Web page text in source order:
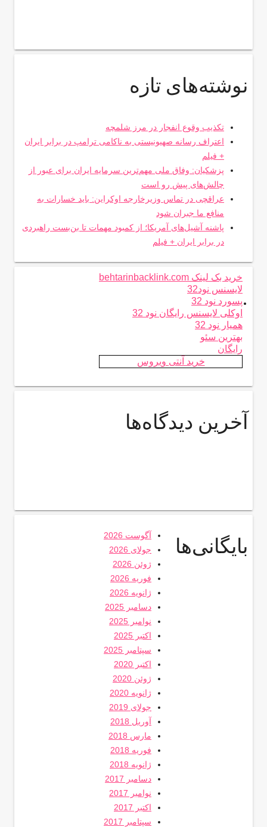
نوشته‌های تازه
تکذیب وقوع انفجار در مرز شلمچه
اعتراف رسانه صهیونیستی به ناکامی ترامپ در برابر ایران
+ فیلم
پزشکیان: وفاق ملی مهم‌ترین سرمایه ایران برای عبور از
چالش‌های پیش رو است
عراقچی در تماس وزیرخارجه اوکراین: باید خسارات به
منافع ما جبران شود
پاشنه آشیل‌های آمریکا؛ از کمبود مهمات تا بن‌بست راهبردی
در برابر ایران + فیلم
.
خرید بک لینک behtarinbacklink.com
لایسنس نود32
پسورد نود 32
اوکلی لایسنس رایگان نود 32
همیار نود 32
بهترین سئو
رایگان
خرید آنتی ویروس
آخرین دیدگاه‌ها
بایگانی‌ها
آگوست 2026
جولای 2026
ژوئن 2026
فوریه 2026
ژانویه 2026
دسامبر 2025
نوامبر 2025
اکتبر 2025
سپتامبر 2025
اکتبر 2020
ژوئن 2020
ژانویه 2020
جولای 2019
آوریل 2018
مارس 2018
فوریه 2018
ژانویه 2018
دسامبر 2017
نوامبر 2017
اکتبر 2017
سپتامبر 2017